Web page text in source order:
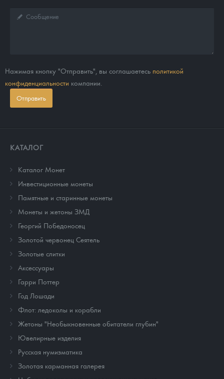
Нажимая кнопку "Отправить", вы соглашаетесь политикой
конфиденциальности компании.
Отправить
КАТАЛОГ
Каталог Монет
Инвестиционные монеты
Памятные и старинные монеты
Монеты и жетоны ЗМД
Георгий Победоносец
Золотой червонец Сеятель
Золотые слитки
Аксессуары
Гарри Поттер
Год Лошади
Флот: ледоколы и корабли
Жетоны "Необыкновенные обитатели глубин"
Ювелирные изделия
Русская нумизматика
Золотая карманная галерея